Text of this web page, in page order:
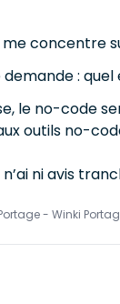
me concentre
demande :
le no-code
outils no-
ni avis
- Winki